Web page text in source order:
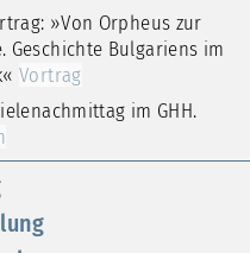
»Von Orpheus zur
Geschichte Bulgariens im
Vortrag
im GHH.